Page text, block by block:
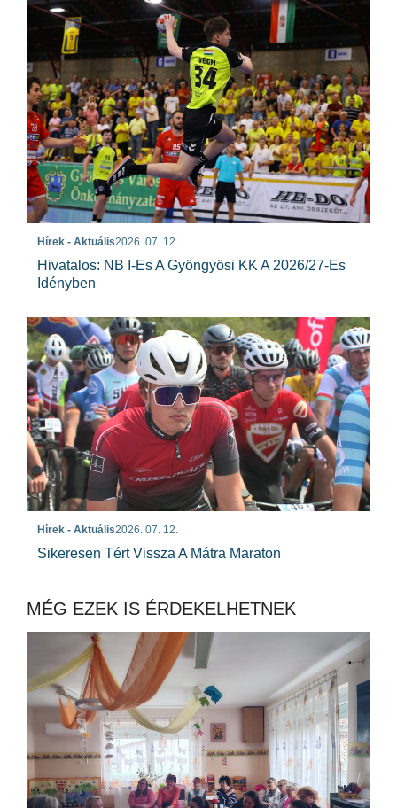
Hírek - Aktuális2026. 07. 12.
Hivatalos: NB I-Es A Gyöngyösi KK A 2026/27-Es
Idényben
Hírek - Aktuális2026. 07. 12.
Sikeresen Tért Vissza A Mátra Maraton
MÉG EZEK IS ÉRDEKELHETNEK